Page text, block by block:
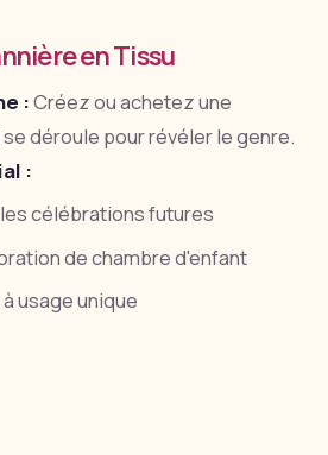
en Tissu
:Créez ou achetez une
déroule pour révéler le genre.
:
célébrations futures
de chambre d'enfant
usage unique